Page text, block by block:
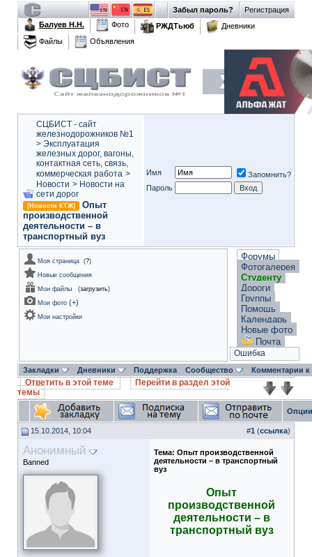
Регистрация
Забыл пароль?
Балуев Н.Н.
Фото РЖДТьюб
Дневники
Файлы
Объявления
СЦБИСТ - сайт
железнодорожников №1
> Эксплуатация
железных дорог, вагоны,
контактная сеть, связь,
коммерческая работа >
Новости > Новости на
сети дорог
[Новости КТЖ]
Опыт
производственной
деятельности – в
транспортный вуз
Имя
Запомнить?
Пароль
Моя страница (?)
Новые сообщения
Мои файлы
(загрузить)
Мои фото (+)
Мои настройки
Форумы
Фотогалерея
Студенту
Дороги
Группы
Помощь
Календарь
Новые фото
Почта
Ошибка
Закладки Дневники Поддержка Сообщество Комментарии
Ответить в этой теме
Перейти в раздел этой
темы
15.10.2014, 10:04 #1 (ссылка)
Анонимный
Banned
Тема: Опыт производственной
деятельности – в транспортный
вуз
Опыт
производственной
деятельности – в
транспортный вуз